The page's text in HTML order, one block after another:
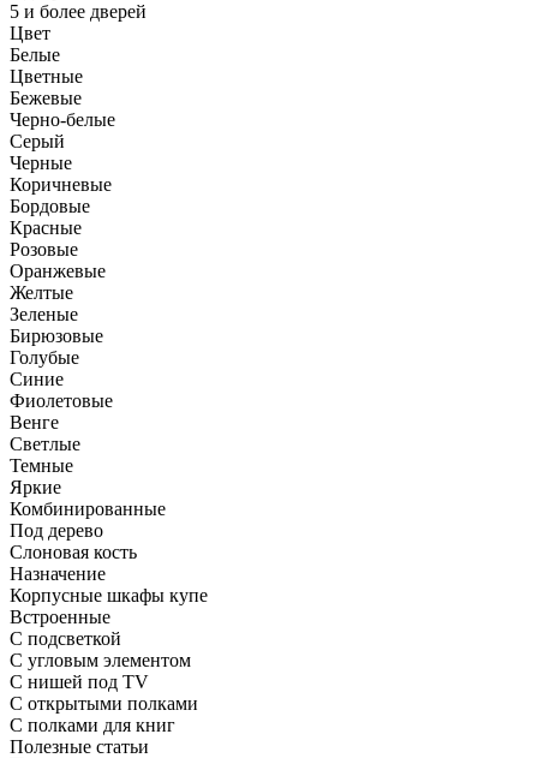
5 и более дверей
Цвет
Белые
Цветные
Бежевые
Черно-белые
Серый
Черные
Коричневые
Бордовые
Красные
Розовые
Оранжевые
Желтые
Зеленые
Бирюзовые
Голубые
Синие
Фиолетовые
Венге
Светлые
Темные
Яркие
Комбинированные
Под дерево
Слоновая кость
Назначение
Корпусные шкафы купе
Встроенные
С подсветкой
С угловым элементом
С нишей под TV
С открытыми полками
С полками для книг
Полезные статьи